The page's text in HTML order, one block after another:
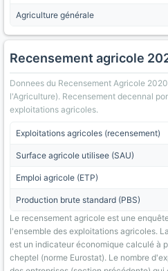
Agriculture générale
Recensement agricole
Donnees du Recensement Agricole
l'Agriculture). Recensement decennal
exploitations agricoles.
Exploitations agricoles (recensement)
Surface agricole utilisee (SAU)
Emploi agricole (ETP)
Production brute standard (PBS)
Le recensement agricole est une
l'ensemble des exploitations agricoles.
est un indicateur économique calculé à
cheptel (norme Eurostat). Le nombre